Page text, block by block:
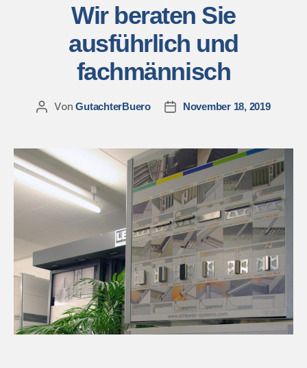
Wir beraten Sie
ausführlich und
fachmännisch
VonGutachterBuero November 18, 2019